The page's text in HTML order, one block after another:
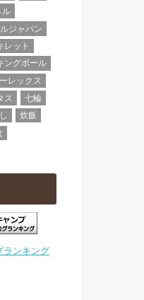
ル
ジャパン
レット
ングポール
レックス
ス
七輪
炊飯
ランキング